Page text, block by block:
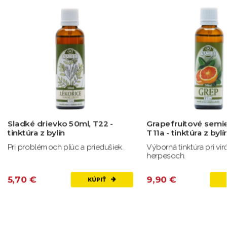
Sladké drievko 50ml, T22 -
tinktúra z bylín
Pri problémoch pľúc a priedušiek.
5,70 € KÚPIŤ
Grapefruitové
T11a - tinktúra z
Výborná tinktúra pri
herpesoch.
9,90 €